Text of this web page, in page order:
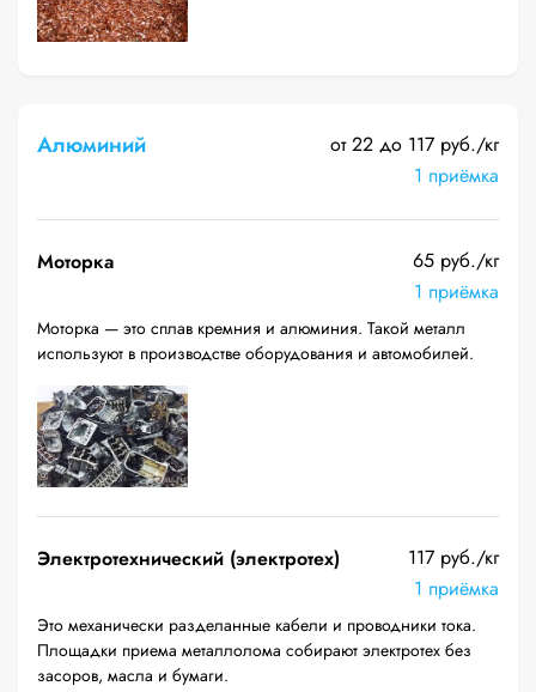
Алюминий
от 22 до 117 руб./кг
1 приёмка
Моторка
65 руб./кг
1 приёмка
Моторка — это сплав кремния и алюминия. Такой металл
используют в производстве оборудования и автомобилей.
Электротехнический (электротех)
117 руб./кг
1 приёмка
Это механически разделанные кабели и проводники тока.
Площадки приема металлолома собирают электротех без
засоров, масла и бумаги.